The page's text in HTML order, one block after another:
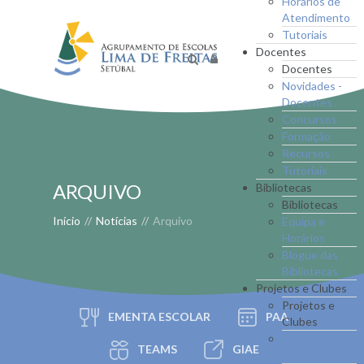
Atendimento
Tutoriais
Docentes
Docentes
Novidades -
Docentes
Concursos
Formação
Recursos
Tutoriais
Bibliotecas
Bibliotecas
Equipa e
Horários
Blogue das
Bibliotecas
Projetos e Clubes
Projetos e
Clubes
ARQUIVO
Início // Notícias // Arquivo
EMENTA ESCOLAR PAA
TEAMS GIAE